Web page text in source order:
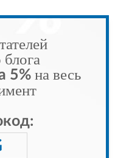
5% на весь